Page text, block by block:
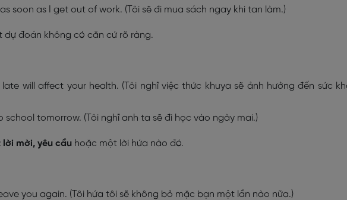
soon as I get out of work. (Tôi sẽ đi mua sách ngay khi tan làm.)
dự đoán không có căn cứ rõ ràng.
late will affect your health. (Tôi nghĩ việc thức khuya sẽ ảnh hưởng đến sức
school tomorrow. (Tôi nghĩ anh ta sẽ đi học vào ngày mai.)
lời mời, yêu cầu hoặc một lời hứa nào đó.
you again. (Tôi hứa tôi sẽ không bỏ mặc bạn một lần nào nữa.)